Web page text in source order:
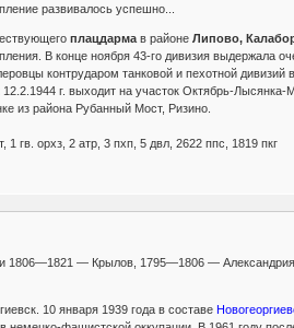
развивалось успешно...
плацдармав районе Липово,
В конце ноября 43-го дивизия выдержала
контрударом танковой и пехотной
г. выходит на участок Октябрь-
из района Рубанный Мост, Ризино.
1 гв. орхз, 2 атр, 3 пхп, 5 двл, 2622 ппс, 1819 пкг
и 1806—1821 — Крылов, 1795—1806 —
10 января 1939 года в составе